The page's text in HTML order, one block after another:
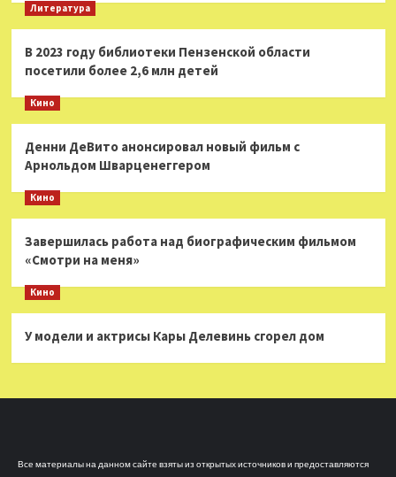
Литература
В 2023 году библиотеки Пензенской области
посетили более 2,6 млн детей
Кино
Денни ДеВито анонсировал новый фильм с
Арнольдом Шварценеггером
Кино
Завершилась работа над биографическим фильмом
«Смотри на меня»
Кино
У модели и актрисы Кары Делевинь сгорел дом
Все материалы на данном сайте взяты из открытых источников и предоставляются